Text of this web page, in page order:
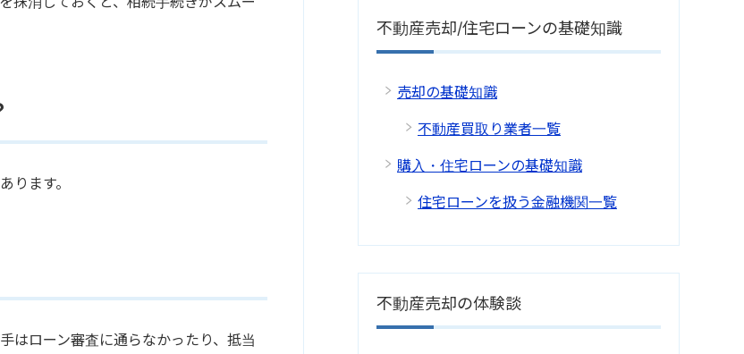
ります。
はローン審査に通らなかったり、抵当
不動産売却/住宅ローンの基礎知識
売却の基礎知識
不動産買取り業者一覧
購入・住宅ローンの基礎知識
住宅ローンを扱う金融機関一覧
不動産売却の体験談